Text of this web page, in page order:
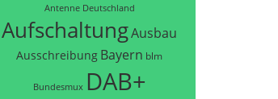
Antenne Deutschland
AufschaltungAusbau
Ausschreibung Bayern blm
Bundesmux DAB+